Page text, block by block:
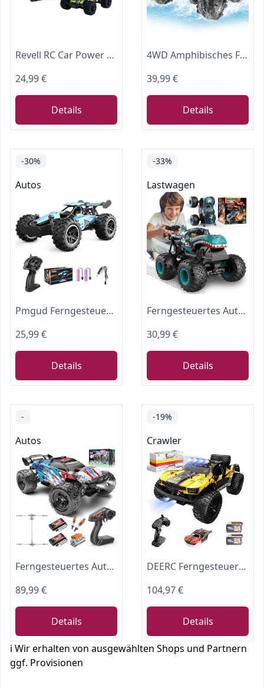
Revell RC Car Power Dragon - Rasante Höchstgeschwindigkeit bis zu 25 km/h für Offroad-Action - Präzises Fahrverhalten mit Einzelradaufhängung und Stoßdämpfern - Langlebiger Li-Ion Akkuf
24,99 €
Details
4WD Amphibisches Ferngesteuertes Auto,RC Auto wasserdicht mit Gestensensor,LED Licht & 2 Akkus,Geschenk für Jungen & Mädchen 4-12 Jahre,Spielzeugauto für Sand,Wasser & Gelände,Baustein-kompatibel
39,99 €
Details
-30%
Autos
Pmgud Ferngesteuertes Auto 1:18 Offroad RC Truck mit Proportionalsteuerung
25,99 €
Details
-33%
Lastwagen
Ferngesteuertes Auto, Monster Truck Ferngesteuert mit Licht und 360°Drehung
30,99 €
Details
-
Autos
Ferngesteuertes Auto Erwachsene &Jungen 1:18 , RC Car 4WD monstertruck ferngesteuert Offroad 40 km/h mit Metallgetriebe und 2x 1300mAh Batterien, RC Auto Kompakt für Außenbereich Spielzeug ab 10 jahre
89,99 €
Details
-19%
Crawler
DEERC Ferngesteuerte Auto 1:10 mit Lichtern RC Auto 48km/h 4WD Offroad Hobby Grade Monster Crawler mit 2 Akkus 40 Minuten Laufzeit,2 Autoschalen, für Erwachsene, Kinder (9201E)
104,97 €
Details
ℹ️ Wir erhalten von ausgewählten Shops und Partnern
ggf. Provisionen